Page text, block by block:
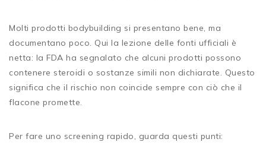
Molti prodotti bodybuilding si presentano bene, ma
documentano poco. Qui la lezione delle fonti ufficiali è
netta: la FDA ha segnalato che alcuni prodotti possono
contenere steroidi o sostanze simili non dichiarate. Questo
significa che il rischio non coincide sempre con ciò che il
flacone promette.
Per fare uno screening rapido, guarda questi punti: